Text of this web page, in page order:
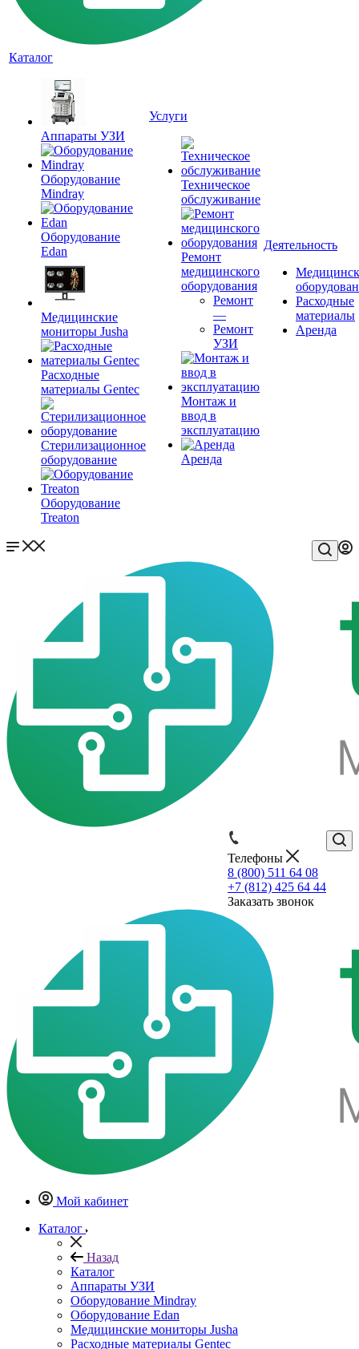
Каталог
Аппараты УЗИ
Оборудование
Mindray
Оборудование
Edan
Медицинские
мониторы Jusha
Расходные
материалы Gentec
Стерилизационное
оборудование
Оборудование
Treaton
Услуги
Техническое
обслуживание
Ремонт
медицинского
оборудования
Ремонт
—
Ремонт
УЗИ
Монтаж и
ввод в
эксплуатацию
Аренда
Деятельность
Расходные
материалы
Аренда
Телефоны
8 (800) 511 64 08
+7 (812) 425 64 44
Заказать звонок
Мой кабинет
Каталог
Назад
Каталог
Аппараты УЗИ
Оборудование Mindray
Оборудование Edan
Медицинские мониторы Jusha
Расходные материалы Gentec